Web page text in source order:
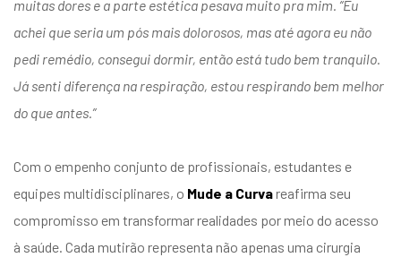
muitas dores e a parte estética pesava muito pra mim. “Eu
achei que seria um pós mais dolorosos, mas até agora eu não
pedi remédio, consegui dormir, então está tudo bem tranquilo.
Já senti diferença na respiração, estou respirando bem melhor
do que antes.”
Com o empenho conjunto de profissionais, estudantes e
equipes multidisciplinares, o Mude a Curvareafirma seu
compromisso em transformar realidades por meio do acesso
à saúde. Cada mutirão representa não apenas uma cirurgia